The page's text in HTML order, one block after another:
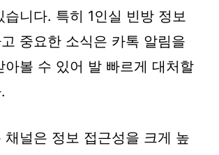
습니다. 특히 1인실 빈방 정보
중요한 소식은 카톡 알림을
아볼 수 있어 발 빠르게 대처할
채널은 정보 접근성을 크게 높